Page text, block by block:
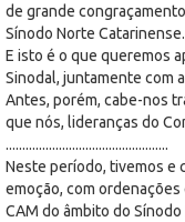
de grande
Sínodo Norte Catarinense.
E isto é o que queremos
Sinodal, juntamente com
Antes, porém, cabe-nos
que nós, lideranças do
.................................................
Neste período, tivemos e
emoção, com
CAM do âmbito do